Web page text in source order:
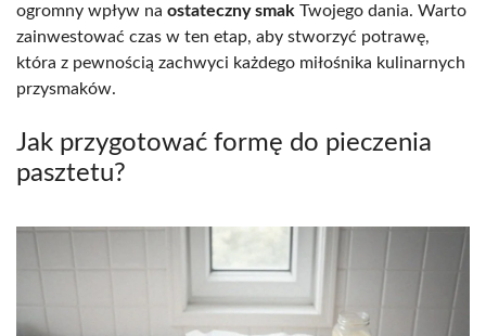
ogromny wpływ na ostateczny smak Twojego dania. Warto
zainwestować czas w ten etap, aby stworzyć potrawę,
która z pewnością zachwyci każdego miłośnika kulinarnych
przysmaków.
Jak przygotować formę do pieczenia
pasztetu?